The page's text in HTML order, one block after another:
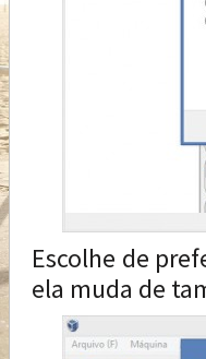
Escolhe de
ela muda de